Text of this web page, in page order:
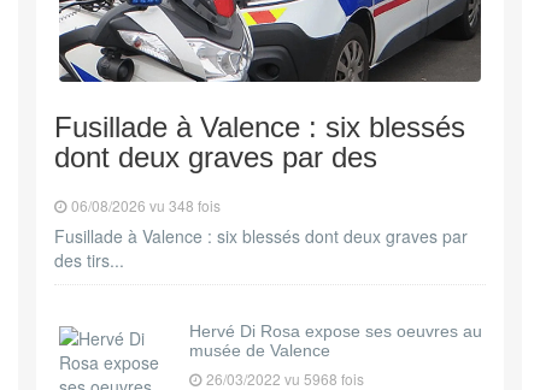
Fusillade à Valence : six blessés
dont deux graves par des
06/08/2026 vu 348 fois
Fusillade à Valence : six blessés dont deux graves par
des tirs...
Hervé Di Rosa expose ses oeuvres au
musée de Valence
26/03/2022 vu 5968 fois